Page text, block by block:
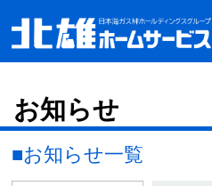
お知らせ
■お知らせ一覧